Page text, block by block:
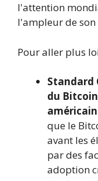
l'attention
l'ampleur de son
Pour aller plus
Standard
du
que le
avant les
par des
adoption